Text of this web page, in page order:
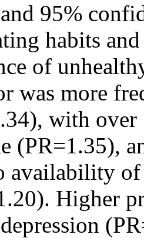
95%
habits
of
was more
with
(PR=1.35),
availability of
Higher